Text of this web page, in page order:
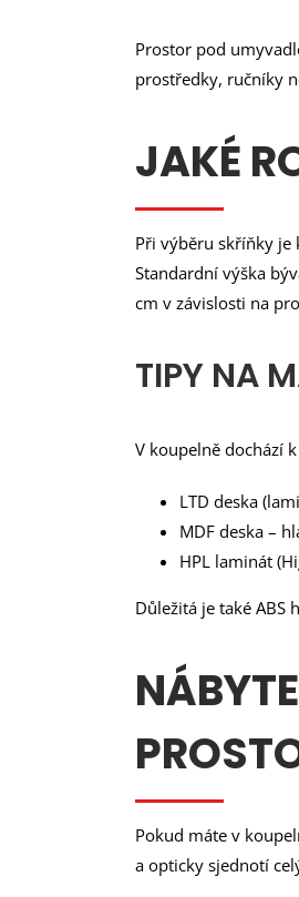
Prostor pod
prostředky, ručníky
JAKÉ
Při výběru skříňky je
Standardní výška
cm v závislosti na
TIPY NA
V koupelně dochází
LTD deska
MDF deska –
HPL laminát
Důležitá je také
Pokud máte v
a opticky sjednotí